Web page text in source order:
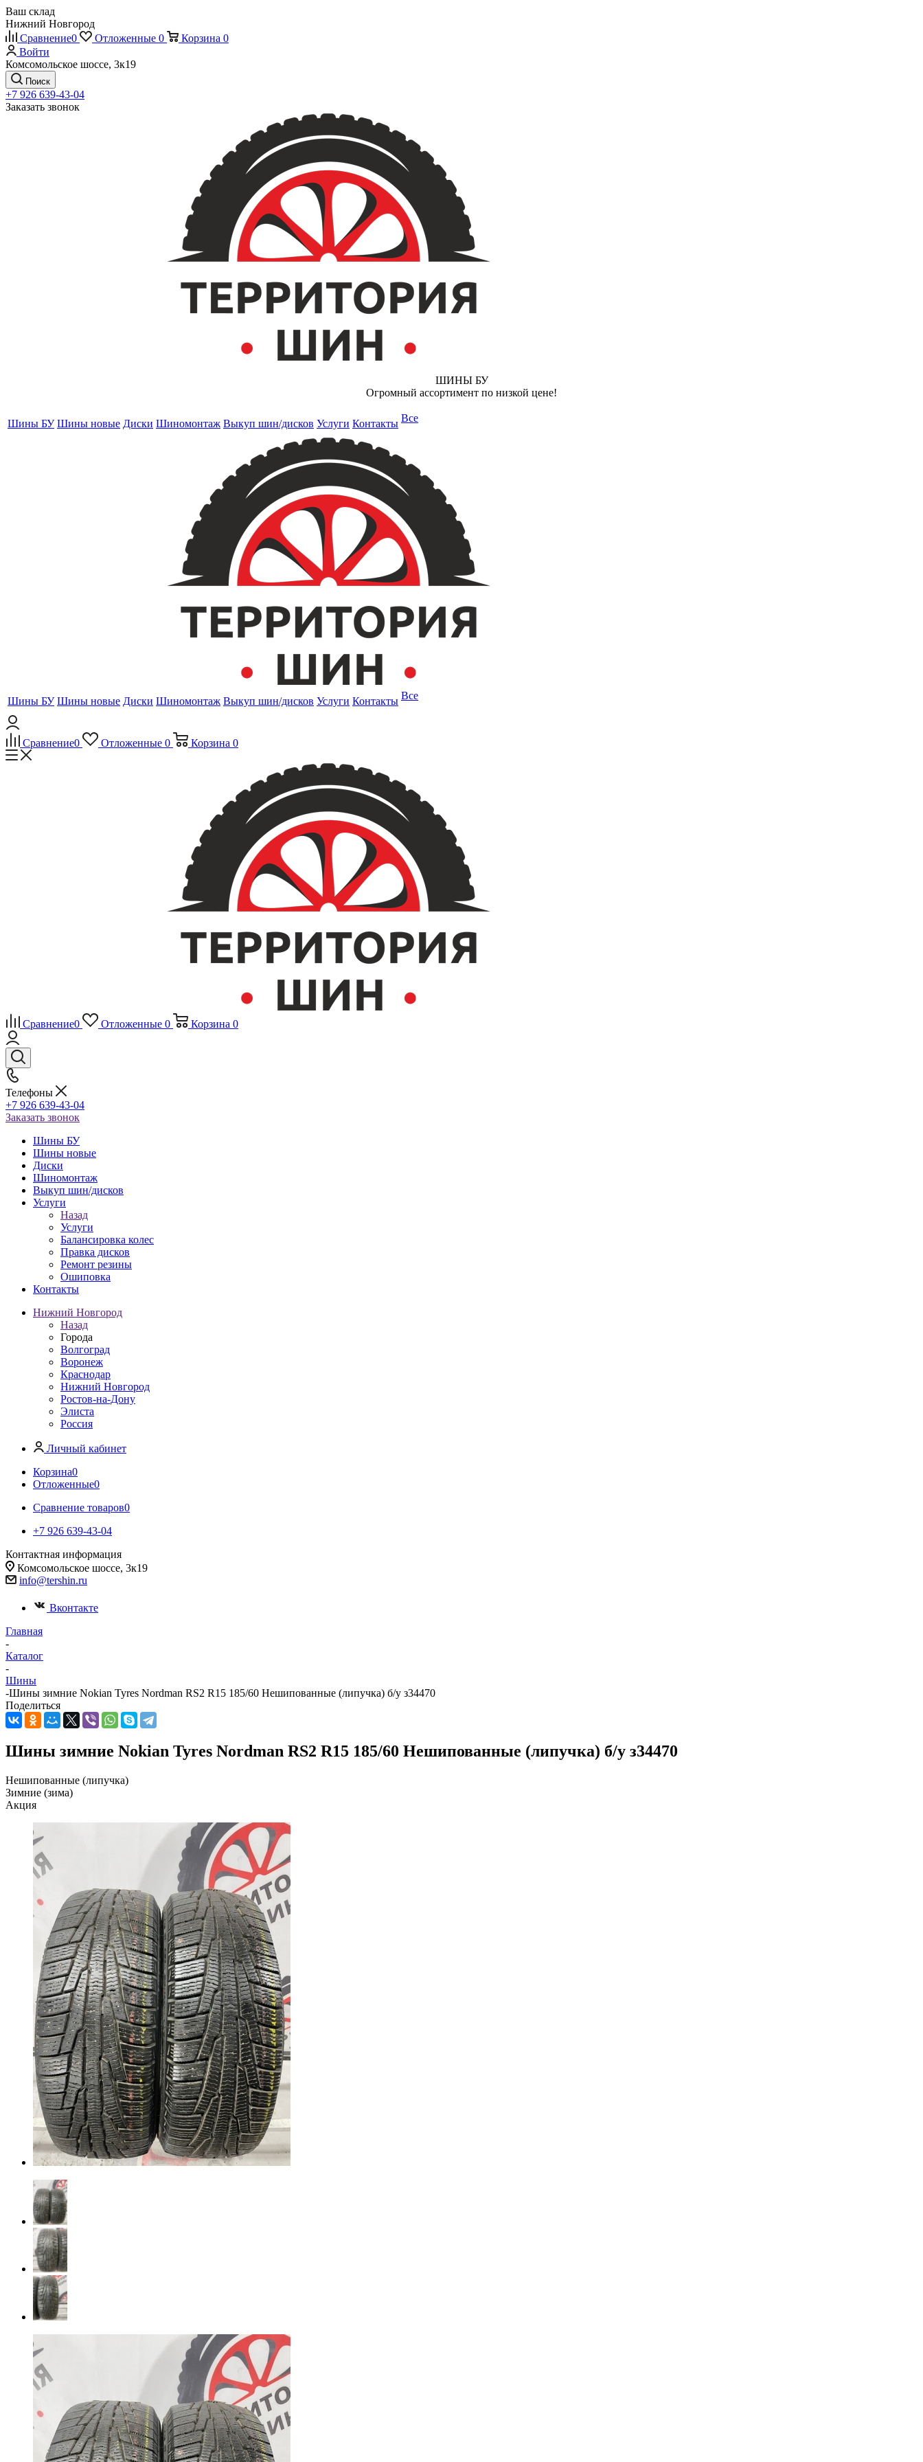
Ваш склад
Нижний Новгород
Сравнение0 Отложенные 0 Корзина 0
Войти
Комсомольское шоссе, 3к19
Поиск
+7 926 639-43-04
Заказать звонок
ШИНЫ БУ
Огромный ассортимент по низкой цене!
Шины БУ Шины новые Диски Шиномонтаж Выкуп шин/дисков Услуги Контакты Все
Шины БУ Шины новые Диски Шиномонтаж Выкуп шин/дисков Услуги Контакты Все
Сравнение0 Отложенные 0 Корзина 0
Сравнение0 Отложенные 0 Корзина 0
Телефоны
+7 926 639-43-04
Заказать звонок
Шины БУ
Шины новые
Диски
Шиномонтаж
Выкуп шин/дисков
Услуги
Назад
Услуги
Балансировка колес
Правка дисков
Ремонт резины
Ошиповка
Контакты
Нижний Новгород
Назад
Города
Волгоград
Воронеж
Краснодар
Нижний Новгород
Ростов-на-Дону
Элиста
Россия
Личный кабинет
Корзина0
Отложенные0
Сравнение товаров0
+7 926 639-43-04
Контактная информация
Комсомольское шоссе, 3к19
info@tershin.ru
Вконтакте
Главная
-
Каталог
-
Шины
-Шины зимние Nokian Tyres Nordman RS2 R15 185/60 Нешипованные (липучка) б/у з34470
Поделиться
Шины зимние Nokian Tyres Nordman RS2 R15 185/60 Нешипованные (липучка) б/у з34470
Нешипованные (липучка)
Зимние (зима)
Акция